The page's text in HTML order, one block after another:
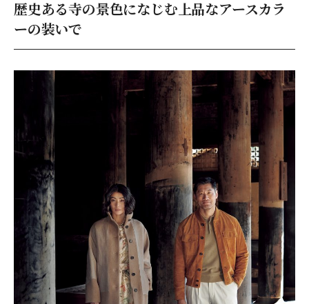
歴史ある寺の景色になじむ上品なアースカラ
ーの装いで